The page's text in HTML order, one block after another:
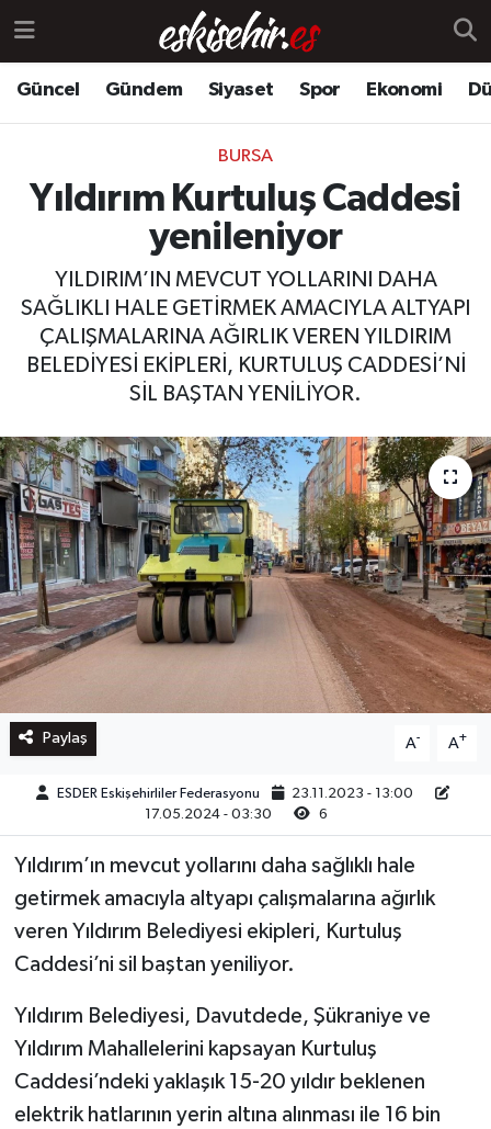
Güncel Gündem Siyaset Spor Ekonomi
BURSA
Yıldırım Kurtuluş Caddesi
yenileniyor
YILDIRIM’IN MEVCUT YOLLARINI DAHA
SAĞLIKLI HALE GETİRMEK AMACIYLA ALTYAPI
ÇALIŞMALARINA AĞIRLIK VEREN YILDIRIM
BELEDİYESİ EKİPLERİ, KURTULUŞ CADDESİ’Nİ
SİL BAŞTAN YENİLİYOR.
Paylaş A- A+
ESDER Eskişehirliler Federasyonu
23.11.2023 - 13:00
17.05.2024 - 03:30
6
Yıldırım’ın mevcut yollarını daha sağlıklı hale
getirmek amacıyla altyapı çalışmalarına ağırlık
veren Yıldırım Belediyesi ekipleri, Kurtuluş
Caddesi’ni sil baştan yeniliyor.
Yıldırım Belediyesi, Davutdede, Şükraniye ve
Yıldırım Mahallelerini kapsayan Kurtuluş
Caddesi’ndeki yaklaşık 15-20 yıldır beklenen
elektrik hatlarının yerin altına alınması ile 16 bin